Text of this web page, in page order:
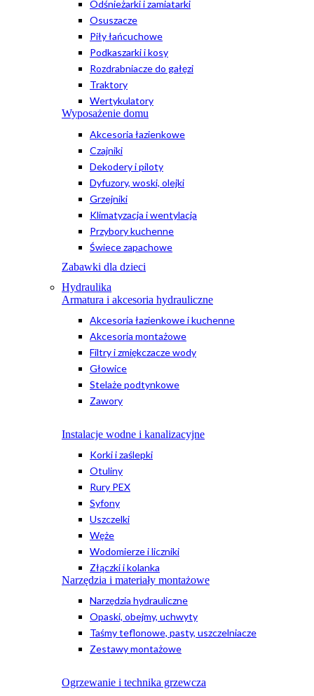
Odśnieżarki i zamiatarki
Osuszacze
Piły łańcuchowe
Podkaszarki i kosy
Rozdrabniacze do gałęzi
Traktory
Wertykulatory
Wyposażenie domu
Akcesoria łazienkowe
Czajniki
Dekodery i piloty
Dyfuzory, woski, olejki
Grzejniki
Klimatyzacja i wentylacja
Przybory kuchenne
Świece zapachowe
Zabawki dla dzieci
Hydraulika
Armatura i akcesoria hydrauliczne
Akcesoria łazienkowe i kuchenne
Akcesoria montażowe
Filtry i zmiękczacze wody
Głowice
Stelaże podtynkowe
Zawory
Instalacje wodne i kanalizacyjne
Korki i zaślepki
Otuliny
Rury PEX
Syfony
Uszczelki
Węże
Wodomierze i liczniki
Złączki i kolanka
Narzędzia i materiały montażowe
Narzędzia hydrauliczne
Opaski, obejmy, uchwyty
Taśmy teflonowe, pasty, uszczelniacze
Zestawy montażowe
Ogrzewanie i technika grzewcza